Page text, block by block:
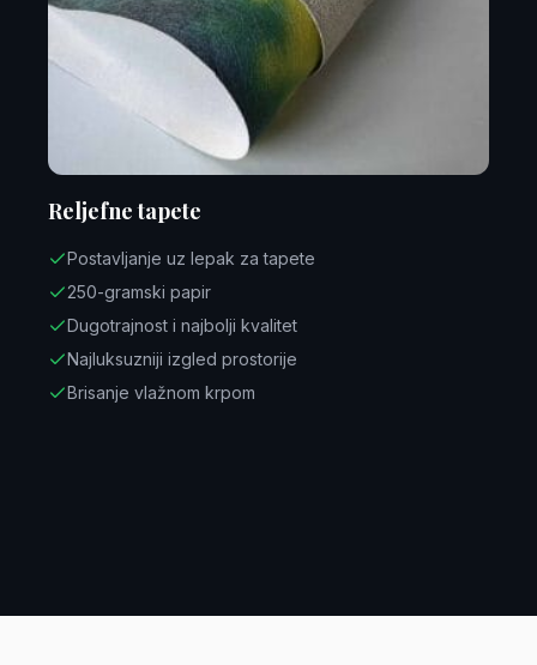
Reljefne tapete
Postavljanje uz lepak za tapete
250-gramski papir
Dugotrajnost i najbolji kvalitet
Najluksuzniji izgled prostorije
Brisanje vlažnom krpom